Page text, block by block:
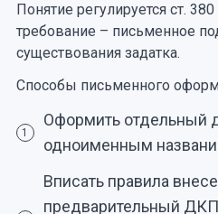
Понятие регулируется ст.
требование – письменное
существования задатка.
Способы письменного
1
Оформить отдельный
одноименным
Вписать правила
предварительный